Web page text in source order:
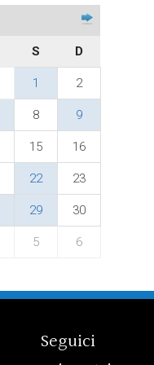
S D
1 2
8 9
15 16
22 23
29 30
5 6
Seguici